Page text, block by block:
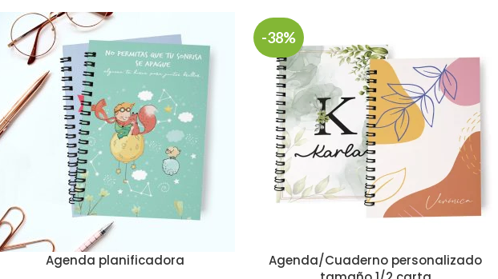
Agenda planificadora
-38%
Agenda/Cuaderno personalizado